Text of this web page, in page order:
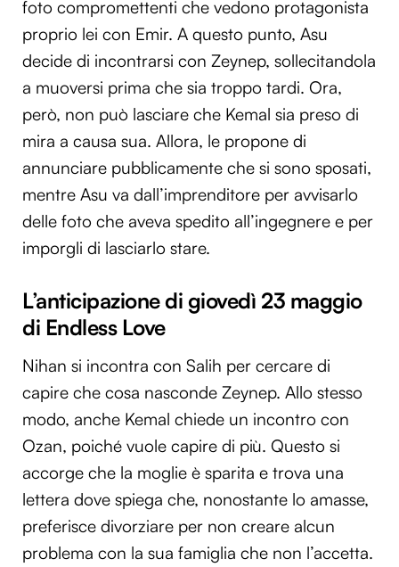
foto compromettenti che vedono protagonista
proprio lei con Emir. A questo punto, Asu
decide di incontrarsi con Zeynep, sollecitandola
a muoversi prima che sia troppo tardi. Ora,
però, non può lasciare che Kemal sia preso di
mira a causa sua. Allora, le propone di
annunciare pubblicamente che si sono sposati,
mentre Asu va dall’imprenditore per avvisarlo
delle foto che aveva spedito all’ingegnere e per
imporgli di lasciarlo stare.
L’anticipazione di giovedì 23 maggio
di Endless Love
Nihan si incontra con Salih per cercare di
capire che cosa nasconde Zeynep. Allo stesso
modo, anche Kemal chiede un incontro con
Ozan, poiché vuole capire di più. Questo si
accorge che la moglie è sparita e trova una
lettera dove spiega che, nonostante lo amasse,
preferisce divorziare per non creare alcun
problema con la sua famiglia che non l’accetta.